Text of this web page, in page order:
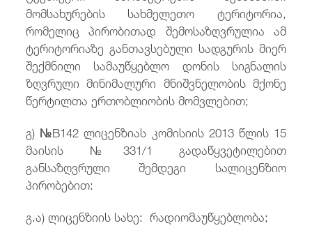
მომსახურების სახმელეთო ტერიტორია,
რომელიც პირობითად შემოსაზღვრულია ამ
ტერიტორიაზე განთავსებული სადგურის მიერ
შექმნილი სამაუწყებლო დონის სიგნალის
ზღვრული მინიმალური მნიშვნელობის მქონე
წერტილთა ერთობლიობის მომვლებით;
გ) №B142 ლიცენზიას კომისიის 2013 წლის 15
მაისის №331/1 გადაწყვეტილებით
განსაზღვრული შემდეგი სალიცენზიო
პირობებით:
გ.ა) ლიცენზიის სახე: რადიომაუწყებლობა;